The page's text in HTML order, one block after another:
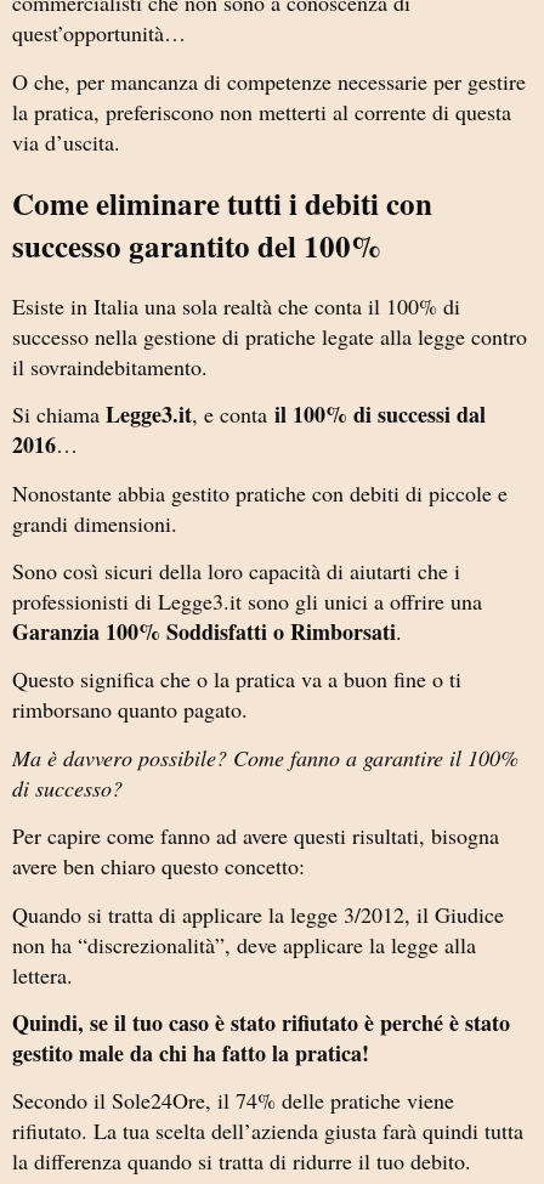
quest’opportunità…
O che, per mancanza di competenze necessarie per gestire
la pratica, preferiscono non metterti al corrente di questa
via d’uscita.
Come eliminare tutti i debiti con
successo garantito del 100%
Esiste in Italia una sola realtà che conta il 100% di
successo nella gestione di pratiche legate alla legge contro
il sovraindebitamento.
Si chiama Legge3.it, e conta il 100% di successi dal
2016…
Nonostante abbia gestito pratiche con debiti di piccole e
grandi dimensioni.
Sono così sicuri della loro capacità di aiutarti che i
professionisti di Legge3.it sono gli unici a offrire una
Garanzia 100% Soddisfatti o Rimborsati.
Questo significa che o la pratica va a buon fine o ti
rimborsano quanto pagato.
Ma è davvero possibile? Come fanno a garantire il 100%
di successo?
Per capire come fanno ad avere questi risultati, bisogna
avere ben chiaro questo concetto:
Quando si tratta di applicare la legge 3/2012, il Giudice
non ha “discrezionalità”, deve applicare la legge alla
lettera.
Quindi, se il tuo caso è stato rifiutato è perché è stato
gestito male da chi ha fatto la pratica!
Secondo il Sole24Ore, il 74% delle pratiche viene
rifiutato. La tua scelta dell’azienda giusta farà quindi tutta
la differenza quando si tratta di ridurre il tuo debito.